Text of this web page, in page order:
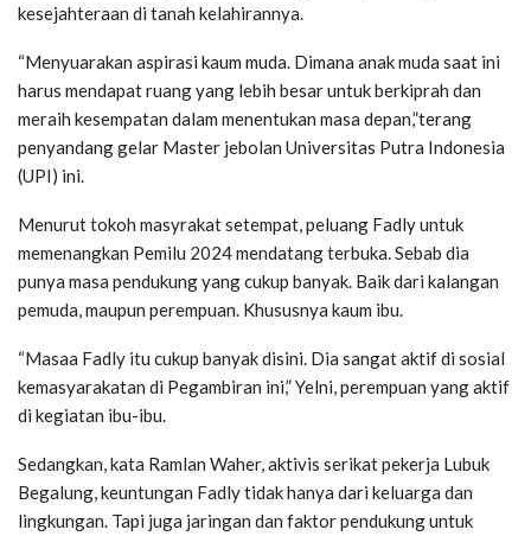
kesejahteraan di tanah kelahirannya.
“Menyuarakan aspirasi kaum muda. Dimana anak muda saat ini
harus mendapat ruang yang lebih besar untuk berkiprah dan
meraih kesempatan dalam menentukan masa depan,”terang
penyandang gelar Master jebolan Universitas Putra Indonesia
(UPI) ini.
Menurut tokoh masyrakat setempat, peluang Fadly untuk
memenangkan Pemilu 2024 mendatang terbuka. Sebab dia
punya masa pendukung yang cukup banyak. Baik dari kalangan
pemuda, maupun perempuan. Khususnya kaum ibu.
“Masaa Fadly itu cukup banyak disini. Dia sangat aktif di sosial
kemasyarakatan di Pegambiran ini,” Yelni, perempuan yang aktif
di kegiatan ibu-ibu.
Sedangkan, kata Ramlan Waher, aktivis serikat pekerja Lubuk
Begalung, keuntungan Fadly tidak hanya dari keluarga dan
lingkungan. Tapi juga jaringan dan faktor pendukung untuk